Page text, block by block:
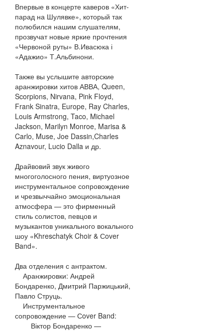
Впервые в концерте каверов «Хит-
парад на Шулявке», который так
полюбился нашим слушателям,
прозвучат новые яркие прочтения
«Червоной руты» В.Ивасюка і
«Адажио» Т.Альбинони.
Также вы услышите авторские
аранжировки хитов АВВА, Queen,
Scorpions, Nirvana, Pink Floyd,
Frank Sinatra, Europe, Ray Charles,
Louis Armstrong, Taco, Michael
Jackson, Marilyn Monroe, Marisa &
Carlo, Muse, Joe Dassin,Charles
Aznavour, Lucio Dalla и др.
Драйвовий звук живого
многоголосного пения, виртуозное
инструментальное сопровождение
и чрезвыччайно эмоциональная
атмосфера — это фирменный
стиль солистов, певцов и
музыкантов уникального вокального
шоу «Khreschatyk Choir & Сover
Band».
Два отделения с антрактом.
Аранжировки: Андрей
Бондаренко, Дмитрий Паржицький,
Павло Струць.
Инструментальное
сопровождение — Сover Band:
Віктор Бондаренко —